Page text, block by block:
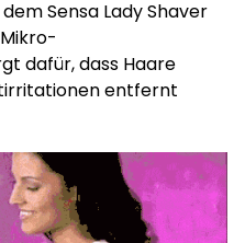
Sensa Lady Shaver
dafür, dass Haare
entfernt